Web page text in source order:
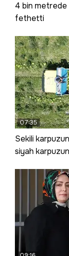
4 bin metrede
fethetti
07:35
Sekili
siyah karpuzun